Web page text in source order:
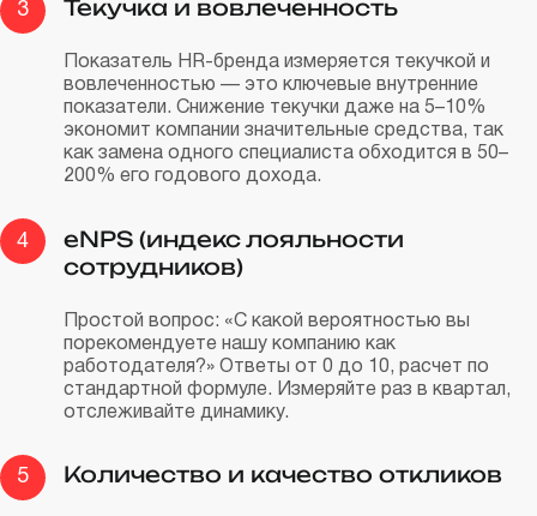
3 Текучка и вовлеченность
Показатель HR-бренда измеряется текучкой и
вовлеченностью — это ключевые внутренние
показатели. Снижение текучки даже на 5–10%
экономит компании значительные средства, так
как замена одного специалиста обходится в 50–
200% его годового дохода.
4
eNPS (индекс лояльности
сотрудников)
Простой вопрос: «С какой вероятностью вы
порекомендуете нашу компанию как
работодателя?» Ответы от 0 до 10, расчет по
стандартной формуле. Измеряйте раз в квартал,
отслеживайте динамику.
5 Количество и качество откликов